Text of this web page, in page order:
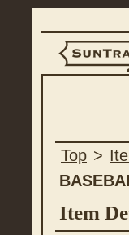
Top >
Item